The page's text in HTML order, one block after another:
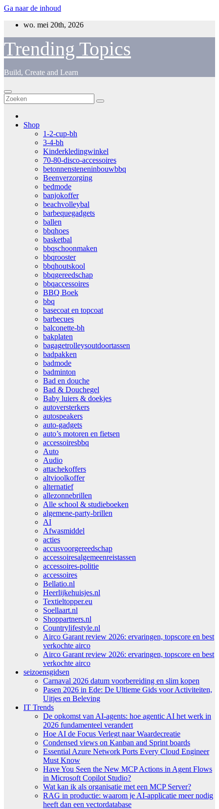
Ga naar de inhoud
wo. mei 20th, 2026
Trending Topics
Build, Create and Learn
Shop
1-2-cup-bh
3-4-bh
Kinderkledingwinkel
70-80-disco-accessoires
betonnensteneninbouwbbq
Beenverzorging
bedmode
banjokoffer
beachvolleybal
barbequegadgets
ballen
bbqhoes
basketbal
bbqschoonmaken
bbqrooster
bbqhoutskool
bbqgereedschap
bbqaccessoires
BBQ Boek
bbq
basecoat en topcoat
barbecues
balconette-bh
bakplaten
bagagetrolleysoutdoortassen
badpakken
badmode
badminton
Bad en douche
Bad & Douchegel
Baby luiers & doekjes
autoversterkers
autospeakers
auto-gadgets
auto’s motoren en fietsen
accessoiresbbq
Auto
Audio
attachekoffers
altvioolkoffer
alternatief
allezonnebrillen
Alle school & studieboeken
algemene-party-brillen
AI
Afwasmiddel
acties
accusvoorgereedschap
accessoiresalgemeenreistassen
accessoires-politie
accessoires
Bellatio.nl
Heerlijkehuisjes.nl
Textieltopper.eu
Soellaart.nl
Shoppartners.nl
Countrylifestyle.nl
Airco Garant review 2026: ervaringen, topscore en best
verkochte airco
Airco Garant review 2026: ervaringen, topscore en best
verkochte airco
seizoensgidsen
Carnaval 2026 datum voorbereiding en slim kopen
Pasen 2026 in Ede: De Ultieme Gids voor Activiteiten,
Uitjes en Beleving
IT Trends
De opkomst van AI-agents: hoe agentic AI het werk in
2026 fundamenteel verandert
Hoe AI de Focus Verlegt naar Waardecreatie
Condensed views on Kanban and Sprint boards
Essential Azure Network Ports Every Cloud Engineer
Must Know
Have You Seen the New MCP Actions in Agent Flows
in Microsoft Copilot Studio?
Wat kan ik als organisatie met een MCP Server?
RAG in productie: waarom je AI-applicatie meer nodig
heeft dan een vectordatabase